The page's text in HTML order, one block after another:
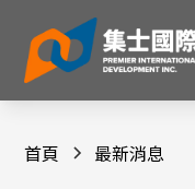
首頁 最新消息